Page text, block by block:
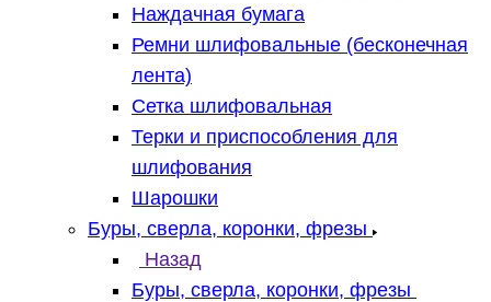
Наждачная бумага
Ремни шлифовальные (бесконечная
лента)
Сетка шлифовальная
Терки и приспособления для
шлифования
Шарошки
Буры, сверла, коронки, фрезы
Назад
Буры, сверла, коронки, фрезы